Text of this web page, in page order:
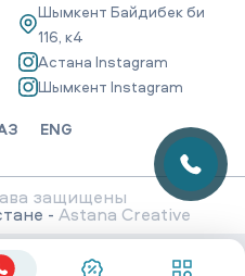
Шымкент Байдибек би
116, к4
Астана Instagram
Шымкент Instagram
ENG
защищены
- Astana Creative